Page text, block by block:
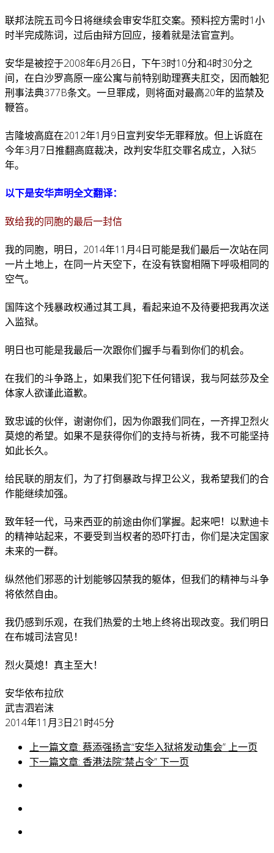
联邦法院五司今日将继续会审安华肛交案。预料控方需时1小
时半完成陈词，过后由辩方回应，接着就是法官宣判。
安华是被控于2008年6月26日，下午3时10分和4时30分之
间，在白沙罗高原一座公寓与前特别助理赛夫肛交，因而触犯
刑事法典377B条文。一旦罪成，则将面对最高20年的监禁及
鞭笞。
吉隆坡高庭在2012年1月9日宣判安华无罪释放。但上诉庭在
今年3月7日推翻高庭裁决，改判安华肛交罪名成立，入狱5
年。
以下是安华声明全文翻译：
致给我的同胞的最后一封信
我的同胞，明日，2014年11月4日可能是我们最后一次站在同
一片土地上，在同一片天空下，在没有铁窗相隔下呼吸相同的
空气。
国阵这个残暴政权通过其工具，看起来迫不及待要把我再次送
入监狱。
明日也可能是我最后一次跟你们握手与看到你们的机会。
在我们的斗争路上，如果我们犯下任何错误，我与阿兹莎及全
体家人欲谨此道歉。
致忠诚的伙伴，谢谢你们，因为你跟我们同在，一齐捍卫烈火
莫熄的希望。如果不是获得你们的支持与祈祷，我不可能坚持
如此长久。
给民联的朋友们，为了打倒暴政与捍卫公义，我希望我们的合
作能继续加强。
致年轻一代，马来西亚的前途由你们掌握。起来吧！以默迪卡
的精神站起来，不要受到当权者的恐吓打击，你们是决定国家
未来的一群。
纵然他们邪恶的计划能够囚禁我的躯体，但我们的精神与斗争
将依然自由。
我仍感到乐观，在我们热爱的土地上终将出现改变。我们明日
在布城司法宫见！
烈火莫熄！真主至大！
安华依布拉欣
武吉泗岩沫
2014年11月3日21时45分
上一篇文章: 蔡添强扬言“安华入狱将发动集会” 上一页
下一篇文章: 香港法院“禁占令”下一页